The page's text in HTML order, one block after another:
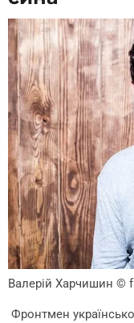
Валерій Харчишин ©
Фронтмен